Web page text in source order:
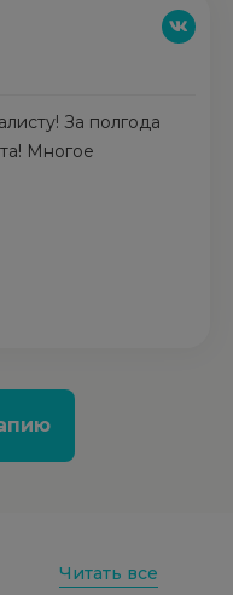
За полгода
Многое
Читать все